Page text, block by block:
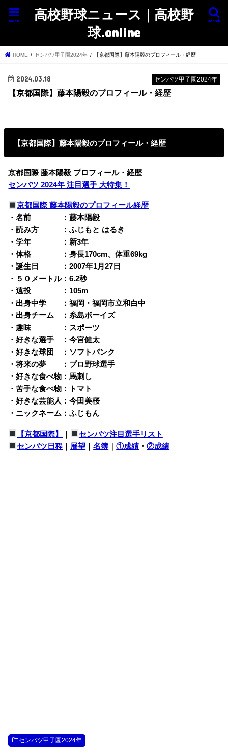
高校野球ニュース｜高校野
球.online
search
menu
HOME センバツ甲子園2024年 【京都国際】藤本陽毅のプロフィール・経歴
センバツ甲子園2024年
2024.03.18
【京都国際】藤本陽毅のプロフィール・経歴
【京都国際】藤本陽毅のプロフィール・経歴
京都国際 藤本陽毅 プロフィール・経歴
センバツ 2024年 注目選手 大特集！
京都国際 藤本陽毅のプロフィール経歴
・名前 ：藤本陽毅
・読み方 ：ふじもと はるき
・学年 ：新3年
・体格 ：身長170cm、体重69kg
・誕生日 ：2007年1月27日
・５０メートル：6.2秒
・遠投 ：105m
・出身中学 ：福岡・福岡市立和白中
・出身チーム ：糸島ボーイズ
・趣味 ：スポーツ
・好きな選手 ：今宮健太
・好きな球団 ：ソフトバンク
・将来の夢 ：プロ野球選手
・好きな食べ物：馬刺し
・苦手な食べ物：トマト
・好きな芸能人：今田美桜
・ニックネーム：ふじもん
【京都国際】 ｜
センバツ注目選手リスト
センバツ日程 ｜ 展望 ｜名簿 ｜①成績 ・②成績
センバツ甲子園2024年